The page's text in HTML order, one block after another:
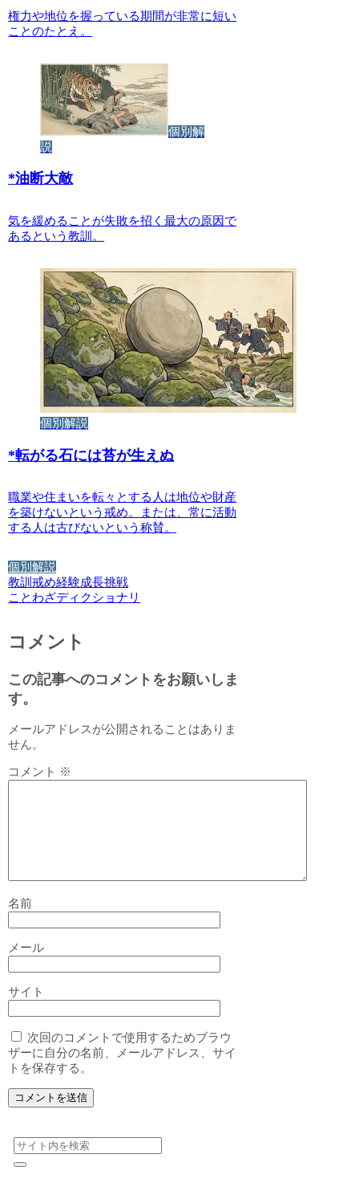
権力や地位を握っている期間が非常に短い
ことのたとえ。
個別解
説
*油断大敵
気を緩めることが失敗を招く最大の原因で
あるという教訓。
個別解説
*転がる石には苔が生えぬ
職業や住まいを転々とする人は地位や財産
を築けないという戒め。または、常に活動
する人は古びないという称賛。
個別解説
教訓戒め経験成長挑戦
ことわざディクショナリ
コメント
この記事へのコメントをお願いしま
す。
メールアドレスが公開されることはありま
せん。
コメント ※
名前
メール
サイト
次回のコメントで使用するためブラウ
ザーに自分の名前、メールアドレス、サイ
トを保存する。